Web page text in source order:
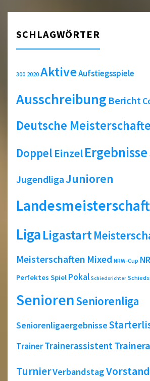
SCHLAGWÖRTER
300 2020 AktiveAufstiegsspiele
Ausschreibung Bericht
Deutsche
Doppel EinzelErgebnisse
JugendligaJunioren
Landesmeisterschaft
LigaLigastart
Meisterschaften Mixed NRW-Cup
Perfektes Spiel Pokal Schiedsrichter
SeniorenSeniorenliga
Seniorenligaergebnisse
TrainerTrainerassistent
TurnierVerbandstagVorstand